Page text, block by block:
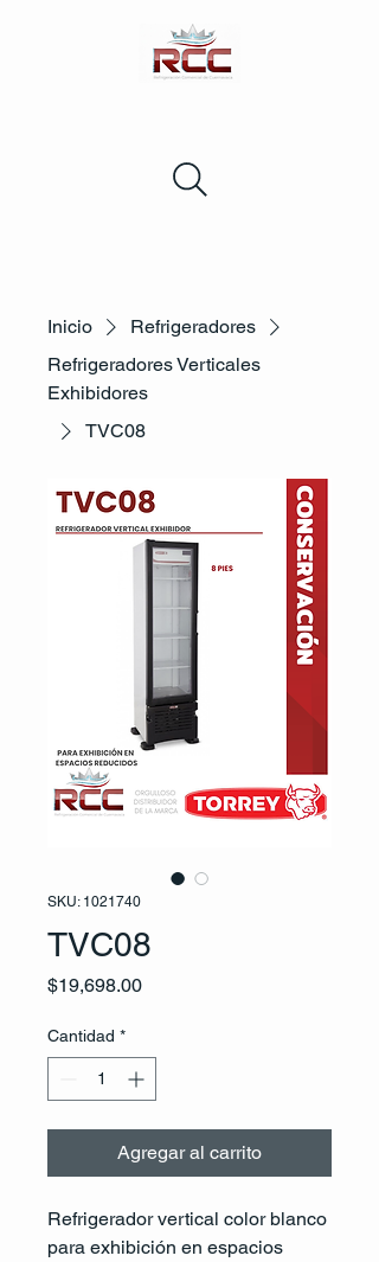
Inicio
Refrigeradores
Refrigeradores Verticales
Exhibidores
TVC08
SKU: 1021740
TVC08
$19,698.00Precio
Cantidad *
Agregar al carrito
Refrigerador vertical color blanco
para exhibición en espacios